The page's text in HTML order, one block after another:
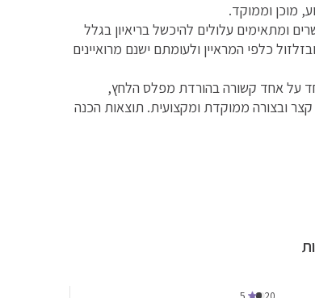
מוכן וממוקד.
ומתאימים עלולים להיכשל בריאיון בגלל
כלפי המראיין ולעומתם ישנם מרואיינים
על אחד קשורה בהורדת מפלס הלחץ,
ובצורה ממוקדת ומקצועית. תוצאות הכנה